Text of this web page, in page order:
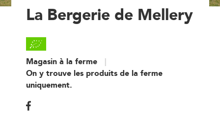
La Bergerie de Mellery
Magasin à la ferme
On y trouve les produits de la ferme
uniquement.